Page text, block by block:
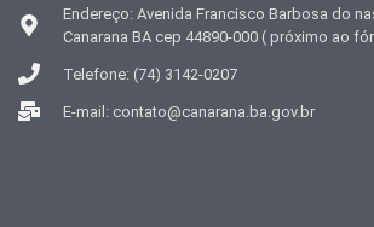
Endereço: Avenida Francisco Barbosa do
Canarana BA cep 44890-000 ( próximo ao
Telefone: (74) 3142-0207
E-mail: contato@canarana.ba.gov.br